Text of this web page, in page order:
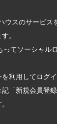
ウスのサービス
。
てソーシャル
利用してログ
「新規会員登